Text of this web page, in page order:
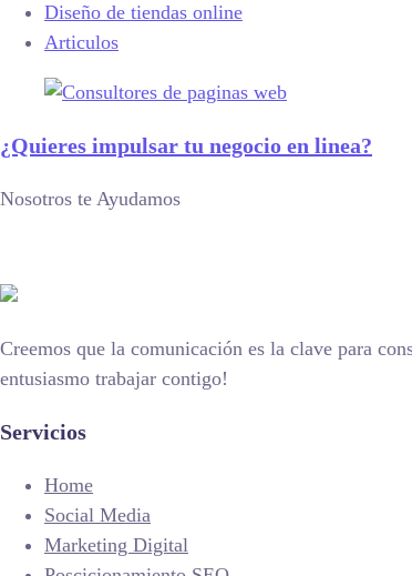
Diseño de tiendas online
Articulos
¿Quieres impulsar tu negocio en linea?
Nosotros te Ayudamos
Creemos que la comunicación es la clave para
entusiasmo trabajar contigo!
Servicios
Home
Social Media
Marketing Digital